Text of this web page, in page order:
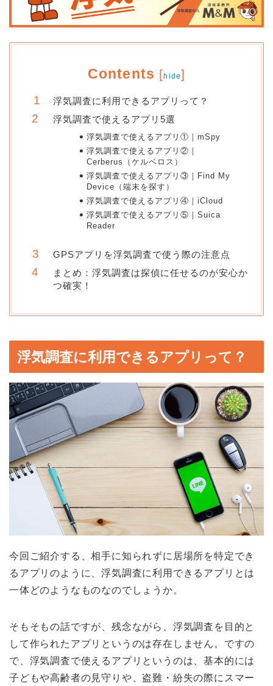
Contents [hide]
浮気調査に利用できるアプリって？
浮気調査で使えるアプリ5選
浮気調査で使えるアプリ①｜mSpy
浮気調査で使えるアプリ②｜
Cerberus（ケルベロス）
浮気調査で使えるアプリ③｜Find My
Device（端末を探す）
浮気調査で使えるアプリ④｜iCloud
浮気調査で使えるアプリ⑤｜Suica
Reader
GPSアプリを浮気調査で使う際の注意点
まとめ：浮気調査は探偵に任せるのが安心か
つ確実！
浮気調査に利用できるアプリって？
今回ご紹介する、相手に知られずに居場所を特定でき
るアプリのように、浮気調査に利用できるアプリとは
一体どのようなものなのでしょうか。
そもそもの話ですが、残念ながら、浮気調査を目的と
して作られたアプリというのは存在しません。ですの
で、 浮気調査で使えるアプリというのは、基本的には
子どもや高齢者の見守りや、盗難・紛失の際にスマー